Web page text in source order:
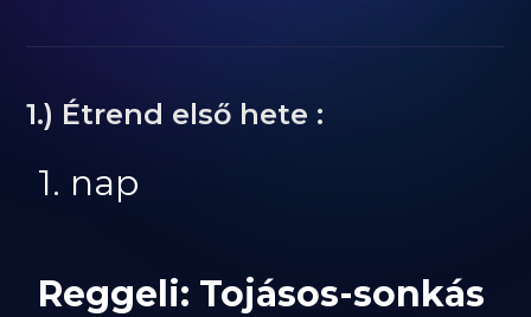
1.) Étrend első hete :
1. nap
Reggeli: Tojásos-sonkás